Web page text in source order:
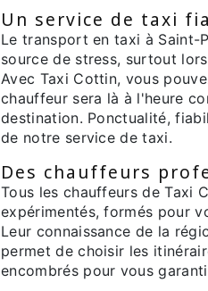
Un service de taxi
Le transport en taxi à Saint-
source de stress, surtout
Avec Taxi Cottin, vous
chauffeur sera là à l'heure
destination. Ponctualité,
de notre service de taxi.
Des chauffeurs
Tous les chauffeurs de Taxi
expérimentés, formés pour
Leur connaissance de la
permet de choisir les
encombrés pour vous